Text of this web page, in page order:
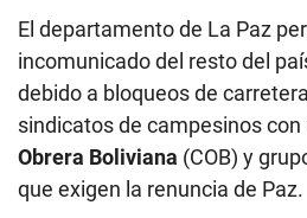
El departamento de La Paz
incomunicado del resto del
debido a bloqueos de
sindicatos de campesinos con
Obrera Boliviana (COB) y
que exigen la renuncia de Paz.